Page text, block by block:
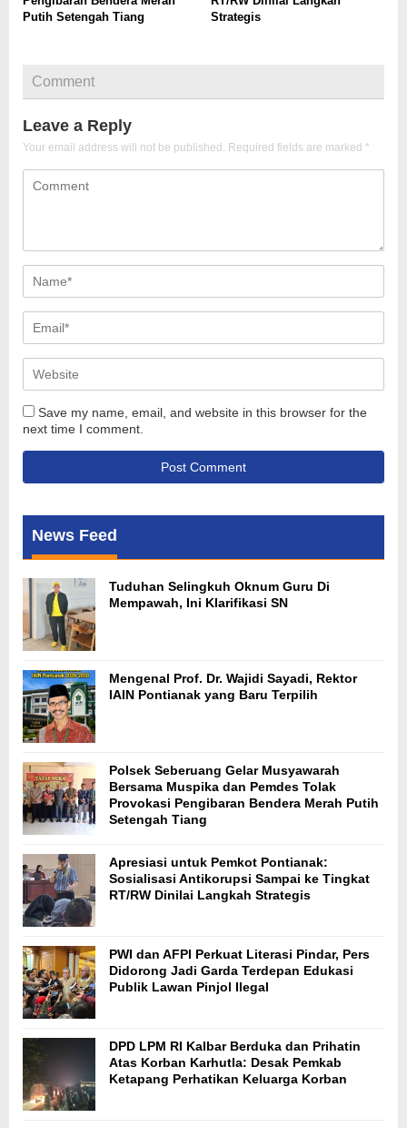
Putih Setengah Tiang
Strategis
Comment
Leave a Reply
Your email address will not be published. Required fields are marked *
Save my name, email, and website in this browser for the
next time I comment.
News Feed
Tuduhan Selingkuh Oknum Guru Di
Mempawah, Ini Klarifikasi SN
Mengenal Prof. Dr. Wajidi Sayadi, Rektor
IAIN Pontianak yang Baru Terpilih
Polsek Seberuang Gelar Musyawarah
Bersama Muspika dan Pemdes Tolak
Provokasi Pengibaran Bendera Merah Putih
Setengah Tiang
Apresiasi untuk Pemkot Pontianak:
Sosialisasi Antikorupsi Sampai ke Tingkat
RT/RW Dinilai Langkah Strategis
PWI dan AFPI Perkuat Literasi Pindar, Pers
Didorong Jadi Garda Terdepan Edukasi
Publik Lawan Pinjol Ilegal
DPD LPM RI Kalbar Berduka dan Prihatin
Atas Korban Karhutla: Desak Pemkab
Ketapang Perhatikan Keluarga Korban